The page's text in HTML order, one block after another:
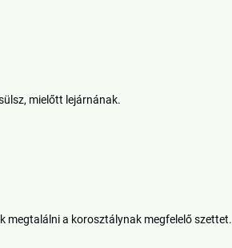
mielőtt lejárnának.
megtalálni a korosztálynak megfelelő szettet.